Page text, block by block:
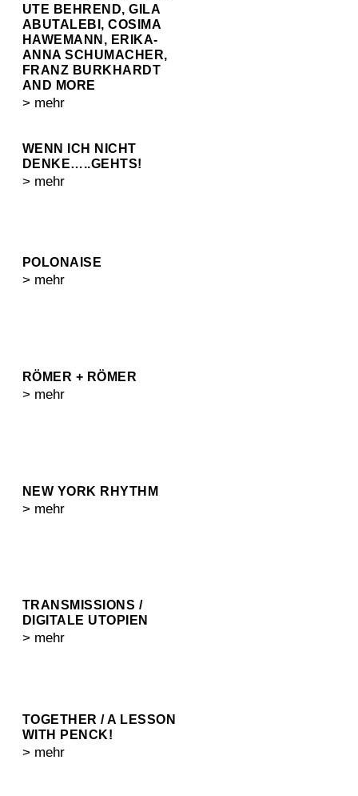
UTE BEHREND, GILA
ABUTALEBI, COSIMA
HAWEMANN, ERIKA-
ANNA SCHUMACHER,
FRANZ BURKHARDT
AND MORE
> mehr
WENN ICH NICHT
DENKE…..GEHTS!
> mehr
POLONAISE
> mehr
RÖMER + RÖMER
> mehr
NEW YORK RHYTHM
> mehr
TRANSMISSIONS /
DIGITALE UTOPIEN
> mehr
TOGETHER / A LESSON
WITH PENCK!
> mehr